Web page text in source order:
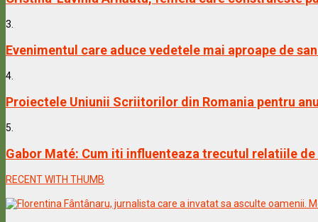
3.
Evenimentul care aduce vedetele mai aproape de
4.
Proiectele Uniunii Scriitorilor din Romania pentru
5.
Gabor Maté: Cum iti influenteaza trecutul relatiile de
RECENT WITH THUMB